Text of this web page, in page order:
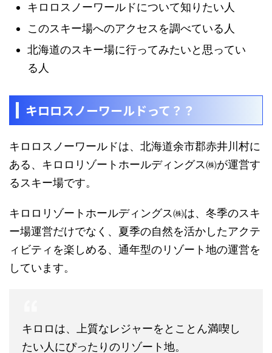
キロロスノーワールドについて知りたい人
このスキー場へのアクセスを調べている人
北海道のスキー場に行ってみたいと思ってい
る人
キロロスノーワールドって？？
キロロスノーワールドは、北海道余市郡赤井川村に
ある、キロロリゾートホールディングス㈱が運営す
るスキー場です。
キロロリゾートホールディングス㈱は、冬季のスキ
ー場運営だけでなく、夏季の自然を活かしたアクテ
ィビティを楽しめる、通年型のリゾート地の運営を
しています。
キロロは、上質なレジャーをとことん満喫し
たい人にぴったりのリゾート地。